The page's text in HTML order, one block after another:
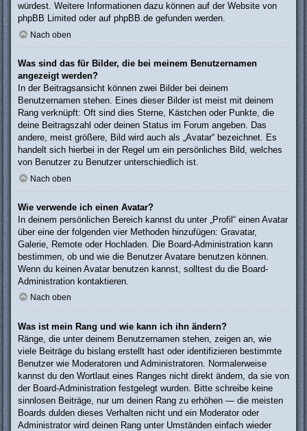
würdest. Weitere Informationen dazu können auf der Website von
phpBB Limited oder auf phpBB.de gefunden werden.
Nach oben
Was sind das für Bilder, die bei meinem Benutzernamen
angezeigt werden?
In der Beitragsansicht können zwei Bilder bei deinem
Benutzernamen stehen. Eines dieser Bilder ist meist mit deinem
Rang verknüpft: Oft sind dies Sterne, Kästchen oder Punkte, die
deine Beitragszahl oder deinen Status im Forum angeben. Das
andere, meist größere, Bild wird auch als „Avatar“ bezeichnet. Es
handelt sich hierbei in der Regel um ein persönliches Bild, welches
von Benutzer zu Benutzer unterschiedlich ist.
Nach oben
Wie verwende ich einen Avatar?
In deinem persönlichen Bereich kannst du unter „Profil“ einen Avatar
über eine der folgenden vier Methoden hinzufügen: Gravatar,
Galerie, Remote oder Hochladen. Die Board-Administration kann
bestimmen, ob und wie die Benutzer Avatare benutzen können.
Wenn du keinen Avatar benutzen kannst, solltest du die Board-
Administration kontaktieren.
Nach oben
Was ist mein Rang und wie kann ich ihn ändern?
Ränge, die unter deinem Benutzernamen stehen, zeigen an, wie
viele Beiträge du bislang erstellt hast oder identifizieren bestimmte
Benutzer wie Moderatoren und Administratoren. Normalerweise
kannst du den Wortlaut eines Ranges nicht direkt ändern, da sie von
der Board-Administration festgelegt wurden. Bitte schreibe keine
sinnlosen Beiträge, nur um deinen Rang zu erhöhen — die meisten
Boards dulden dieses Verhalten nicht und ein Moderator oder
Administrator wird deinen Rang unter Umständen einfach wieder